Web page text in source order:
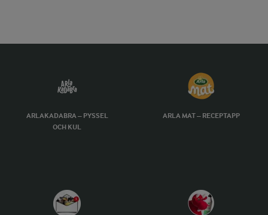
ARLAKADABRA – PYSSEL
OCH KUL
ARLA MAT – RECEPTAPP